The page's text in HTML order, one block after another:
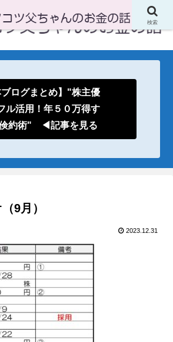
ブログまとめ】"株主優
ル活用！年５０万得す
約術" ◀記事を見る
9月）
2023.12.31
検索